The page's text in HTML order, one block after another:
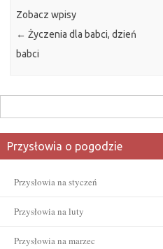
Zobacz wpisy
← Życzenia dla babci, dzień
babci
Przysłowia o pogodzie
Przysłowia na styczeń
Przysłowia na luty
Przysłowia na marzec